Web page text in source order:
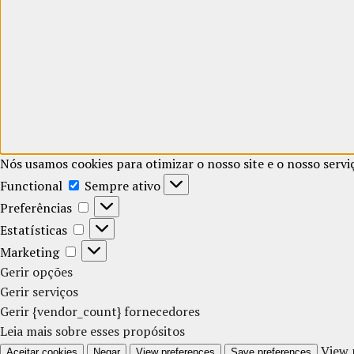
Nós usamos cookies para otimizar o nosso site e o nosso
Functional
Functional
Sempre ativo
Preferências
Preferências
Estatísticas
Estatísticas
Marketing
Marketing
Gerir opções
Gerir serviços
Gerir {vendor_count} fornecedores
Leia mais sobre esses propósitos